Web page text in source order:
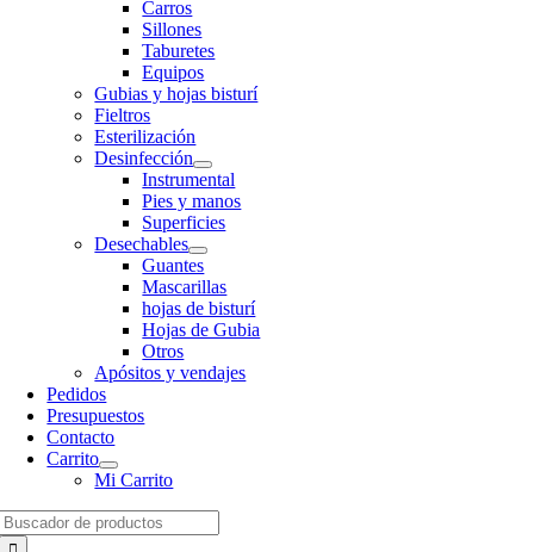
Carros
Sillones
Taburetes
Equipos
Gubias y hojas bisturí
Fieltros
Esterilización
Desinfección
Instrumental
Pies y manos
Superficies
Desechables
Guantes
Mascarillas
hojas de bisturí
Hojas de Gubia
Otros
Apósitos y vendajes
Pedidos
Presupuestos
Contacto
Carrito
Mi Carrito